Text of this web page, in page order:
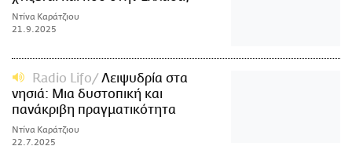
Ντίνα Καράτζιου
21.9.2025
Radio Lifo
Λειψυδρία στα
νησιά: Μια δυστοπική και
πανάκριβη πραγματικότητα
Ντίνα Καράτζιου
22.7.2025